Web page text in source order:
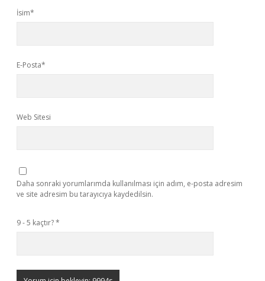
İsim*
E-Posta*
Web Sitesi
Daha sonraki yorumlarımda kullanılması için adım, e-posta adresim
ve site adresim bu tarayıcıya kaydedilsin.
9 - 5 kaçtır?*